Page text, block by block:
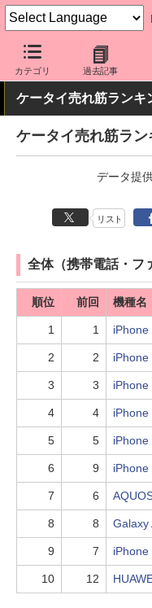
カテゴリ 過去記事
ケータイ Watch 業界動向
ケータイ売れ筋ランキ
ケータイ売れ筋ラン
データ提
リスト
全体（携帯電話・フ
順位 前回 機種名
1 1 iPhone
2 2 iPhone
3 3 iPhone
4 4 iPhone
5 5 iPhone
6 9 iPhone
7 6
8 8 Galaxy
9 7 iPhone
10 12